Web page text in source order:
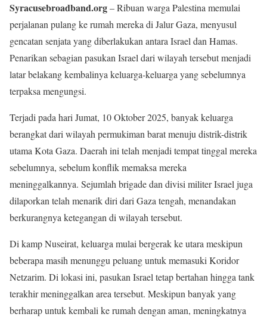
Syracusebroadband.org– Ribuan warga Palestina memulai
perjalanan pulang ke rumah mereka di Jalur Gaza, menyusul
gencatan senjata yang diberlakukan antara Israel dan Hamas.
Penarikan sebagian pasukan Israel dari wilayah tersebut menjadi
latar belakang kembalinya keluarga-keluarga yang sebelumnya
terpaksa mengungsi.
Terjadi pada hari Jumat, 10 Oktober 2025, banyak keluarga
berangkat dari wilayah permukiman barat menuju distrik-distrik
utama Kota Gaza. Daerah ini telah menjadi tempat tinggal mereka
sebelumnya, sebelum konflik memaksa mereka
meninggalkannya. Sejumlah brigade dan divisi militer Israel juga
dilaporkan telah menarik diri dari Gaza tengah, menandakan
berkurangnya ketegangan di wilayah tersebut.
Di kamp Nuseirat, keluarga mulai bergerak ke utara meskipun
beberapa masih menunggu peluang untuk memasuki Koridor
Netzarim. Di lokasi ini, pasukan Israel tetap bertahan hingga tank
terakhir meninggalkan area tersebut. Meskipun banyak yang
berharap untuk kembali ke rumah dengan aman, meningkatnya